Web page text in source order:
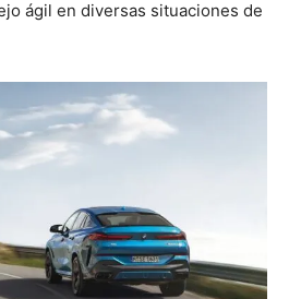
ágil en diversas situaciones de